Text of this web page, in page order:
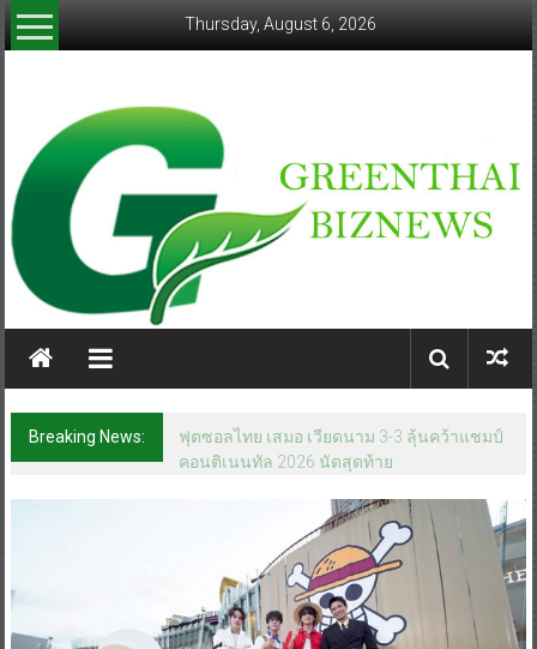
Skip
to
Thursday, August 6, 2026
greenthaibiznews.com
Breaking News:
ฟุตซอลไทย เสมอ เวียดนาม 3-3 ลุ้นคว้าแชมป์
คอนติเนนทัล 2026 นัดสุดท้าย